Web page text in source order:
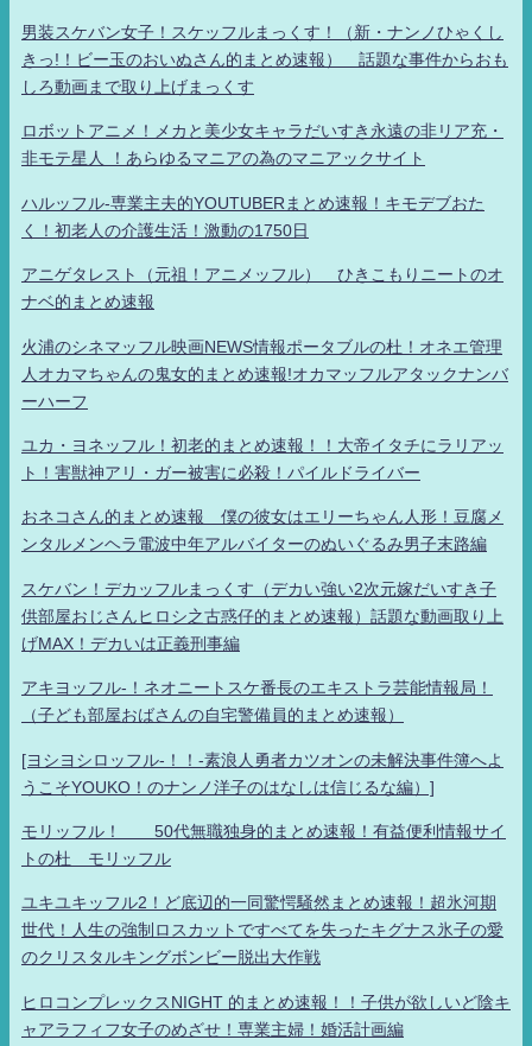
男装スケバン女子！スケッフルまっくす！（新・ナンノひゃくし
きっ!！ビー玉のおいぬさん的まとめ速報） 話題な事件からおも
しろ動画まで取り上げまっくす
ロボットアニメ！メカと美少女キャラだいすき永遠の非リア充・
非モテ星人 ！あらゆるマニアの為のマニアックサイト
ハルッフル-専業主夫的YOUTUBERまとめ速報！キモデブおた
く！初老人の介護生活！激動の1750日
アニゲタレスト（元祖！アニメッフル） ひきこもりニートのオ
ナベ的まとめ速報
火浦のシネマッフル映画NEWS情報ポータブルの杜！オネエ管理
人オカマちゃんの鬼女的まとめ速報!オカマッフルアタックナンバ
ーハーフ
ユカ・ヨネッフル！初老的まとめ速報！！大帝イタチにラリアッ
ト！害獣神アリ・ガー被害に必殺！パイルドライバー
おネコさん的まとめ速報 僕の彼女はエリーちゃん人形！豆腐メ
ンタルメンヘラ電波中年アルバイターのぬいぐるみ男子末路編
スケバン！デカッフルまっくす（デカい強い2次元嫁だいすき子
供部屋おじさんヒロシ之古惑仔的まとめ速報）話題な動画取り上
げMAX！デカいは正義刑事編
アキヨッフル-！ネオニートスケ番長のエキストラ芸能情報局！
（子ども部屋おばさんの自宅警備員的まとめ速報）
[ヨシヨシロッフル-！！-素浪人勇者カツオンの未解決事件簿へよ
うこそYOUKO！のナンノ洋子のはなしは信じるな編）]
モリッフル！ 50代無職独身的まとめ速報！有益便利情報サイ
トの杜 モリッフル
ユキユキッフル2！ど底辺的一同驚愕騒然まとめ速報！超氷河期
世代！人生の強制ロスカットですべてを失ったキグナス氷子の愛
のクリスタルキングボンビー脱出大作戦
ヒロコンプレックスNIGHT 的まとめ速報！！子供が欲しいど陰キ
ャアラフィフ女子のめざせ！専業主婦！婚活計画編